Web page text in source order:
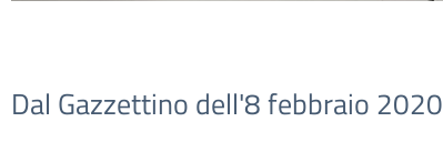
Dal Gazzettino dell'8 febbraio 2020